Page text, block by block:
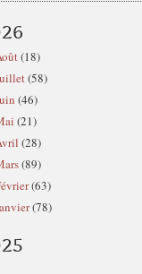
(18)
(58)
(46)
(21)
(28)
(89)
(63)
(78)